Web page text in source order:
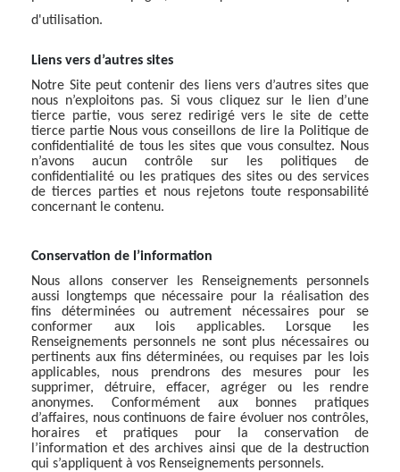
d'utilisation.
Liens vers d’autres sites
Notre Site peut contenir des liens vers d’autres sites que
nous n’exploitons pas. Si vous cliquez sur le lien d’une
tierce partie, vous serez redirigé vers le site de cette
tierce partie Nous vous conseillons de lire la Politique de
confidentialité de tous les sites que vous consultez. Nous
n’avons aucun contrôle sur les politiques de
confidentialité ou les pratiques des sites ou des services
de tierces parties et nous rejetons toute responsabilité
concernant le contenu.
Conservation de l’information
Nous allons conserver les Renseignements personnels
aussi longtemps que nécessaire pour la réalisation des
fins déterminées ou autrement nécessaires pour se
conformer aux lois applicables. Lorsque les
Renseignements personnels ne sont plus nécessaires ou
pertinents aux fins déterminées, ou requises par les lois
applicables, nous prendrons des mesures pour les
supprimer, détruire, effacer, agréger ou les rendre
anonymes. Conformément aux bonnes pratiques
d’affaires, nous continuons de faire évoluer nos contrôles,
horaires et pratiques pour la conservation de
l’information et des archives ainsi que de la destruction
qui s’appliquent à vos Renseignements personnels.